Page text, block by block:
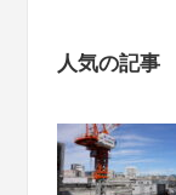
人気の記事